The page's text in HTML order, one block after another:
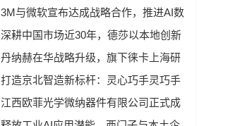
的方方面面
3M与微软宣布达成战略合作，推进AI数
据中心基础设施技术发展和企业转型
深耕中国市场近30年，德莎以本地创新
与供应链韧性连接全球
丹纳赫在华战略升级，旗下徕卡上海研
发制造基地正式启动
打造京北智造新标杆：灵心巧手灵巧手
智能化生产线落地北京昌平
江西欧菲光学微纳器件有限公司正式成
立